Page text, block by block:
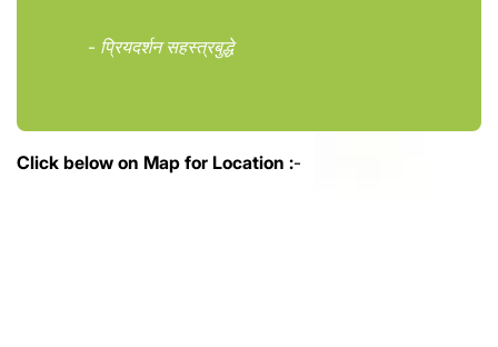
- प्रियदर्शन सहस्त्रबुद्धे
Click below on Map for Location :-